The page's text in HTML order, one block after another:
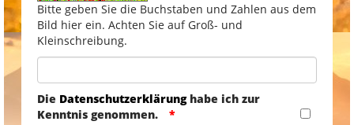
Bitte geben Sie die Buchstaben und Zahlen aus dem
Bild hier ein. Achten Sie auf Groß- und
Kleinschreibung.
Die Datenschutzerklärunghabe ich zur
Kenntnis genommen.